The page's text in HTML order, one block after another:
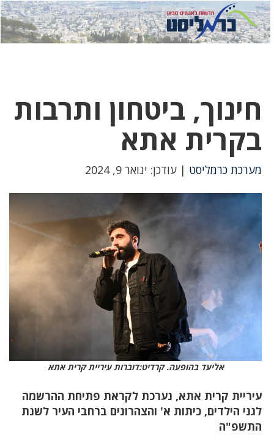
לחץ
כאן
לחץ
כדי
חינוך, ביטחון ותרבות
בקרית אתא
מערכת כרמליסט | עודכן: ינואר 9, 2024
אליעד בהופעה. קרדיט:דוברות עיריית קרית אתא
עיריית קרית אתא, נערכת לקראת פתיחת ההרשמה
לגני הילדים, כיתות א' והצהרונים ברחבי העיר לשנת
התשפ"ה